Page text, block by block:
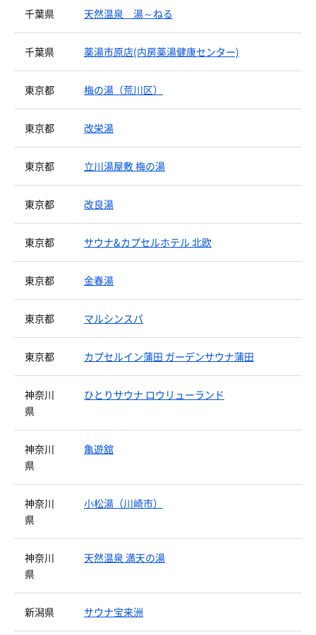
千葉県 天然温泉 湯～ねる
千葉県 薬湯市原店(内房薬湯健康センター)
東京都 梅の湯（荒川区）
東京都 改栄湯
東京都 立川湯屋敷 梅の湯
東京都 改良湯
東京都 サウナ&カプセルホテル 北欧
東京都 金春湯
東京都 マルシンスパ
東京都 カプセルイン蒲田 ガーデンサウナ蒲田
神奈川
県
ひとりサウナ ロウリューランド
神奈川
県
亀遊舘
神奈川
県
小松湯（川崎市）
神奈川
県
天然温泉 満天の湯
新潟県 サウナ宝来洲